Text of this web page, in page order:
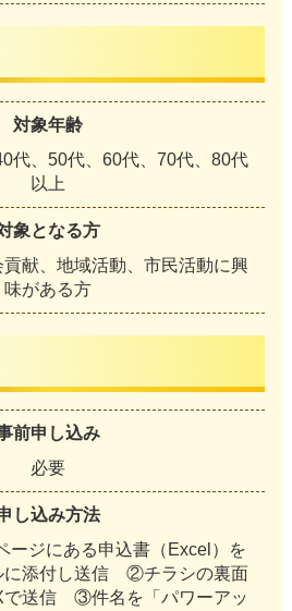
対象年齢
代、50代、60代、70代、80代
以上
象となる方
献、地域活動、市民活動に興
味がある方
前申し込み
必要
し込み方法
ージにある申込書（Excel）を
に添付し送信 ②チラシの裏面
で送信 ③件名を「パワーアッ